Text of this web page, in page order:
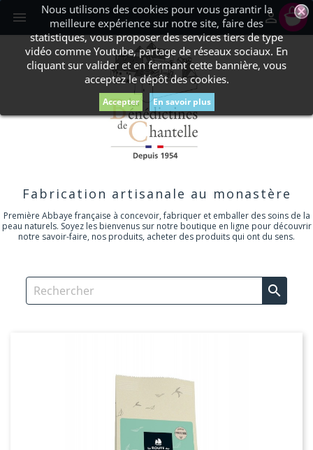
 shopping_cart

Fabrication artisanale au monastère
Première Abbaye française à concevoir, fabriquer et emballer des soins de la
peau naturels. Soyez les bienvenus sur notre boutique en ligne pour découvrir
notre savoir-faire, nos produits, acheter des produits qui ont du sens.

Nous utilisons des cookies pour vous garantir la
meilleure expérience sur notre site, faire des
statistiques, vous proposer des services tiers de type
vidéo comme Youtube, partage de réseaux sociaux. En
cliquant sur valider et en fermant cette bannière, vous
acceptez le dépôt des cookies.
Accepter En savoir plus